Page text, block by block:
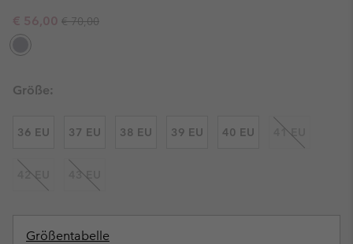
Sale price:
€ 56,00 Regular price:
€ 70,00
Größe:
36 EU 37 EU 38 EU 39 EU 40 EU 41 EU
42 EU 43 EU
Größentabelle